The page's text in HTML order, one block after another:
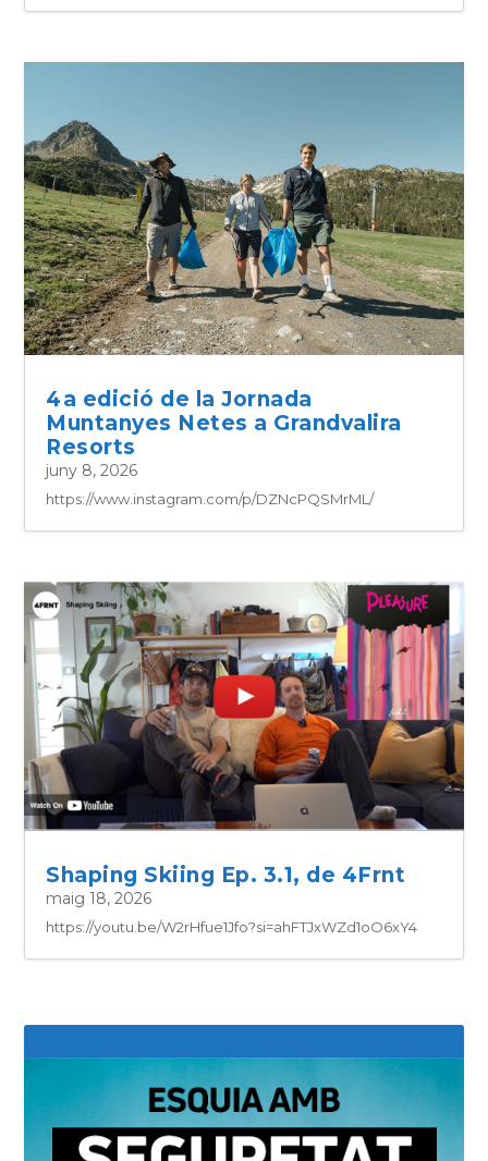
4a edició de la Jornada
Muntanyes Netes a Grandvalira
Resorts
juny 8, 2026
https://www.instagram.com/p/DZNcPQSMrML/
Shaping Skiing Ep. 3.1, de 4Frnt
maig 18, 2026
https://youtu.be/W2rHfue1Jfo?si=ahFTJxWZd1oO6xY4